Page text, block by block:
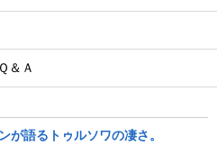
＆Ａ
が語るトゥルソワの凄さ。